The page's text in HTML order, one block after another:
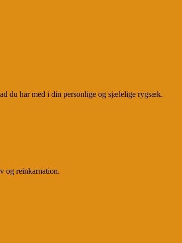
du har med i din personlige og sjælelige rygsæk.
og reinkarnation.